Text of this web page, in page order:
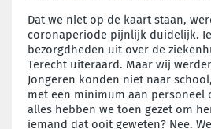
Dat we niet op de kaart staan,
coronaperiode pijnlijk duidelijk.
bezorgdheden uit over de
Terecht uiteraard. Maar wij
Jongeren konden niet naar
met een minimum aan personeel
alles hebben we toen gezet om
iemand dat ooit geweten? Nee.